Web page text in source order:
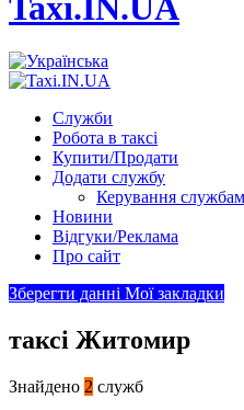
Служби
Робота в таксі
Купити/Продати
Додати службу
Керування
Новини
Відгуки/Реклама
Про сайт
Зберегти данні Мої закладки
таксі Житомир
Знайдено 2 служб